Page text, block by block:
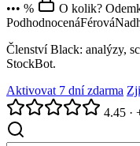
••• %
O kolik?
PodhodnocenáFérová
Členství Black: analýzy,
StockBot.
Aktivovat 7 dní zdarma
4.45 ·